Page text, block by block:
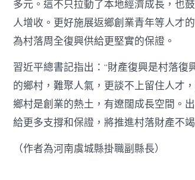
多元。這不只拉動了本地經濟成長，也
人增收。更好施展返鄉創業青年等人才
為村落周全復興供給更堅實的保證。
習近平總書記指出：“財產復興是村落
的鄉村，難聚人氣，更談不上留住人才
鄉村是創業的熱土，有遼闊成長空間。
給更多支撐和保證，將推進村落財產不
（作者為河南虞城縣掛職副縣長）